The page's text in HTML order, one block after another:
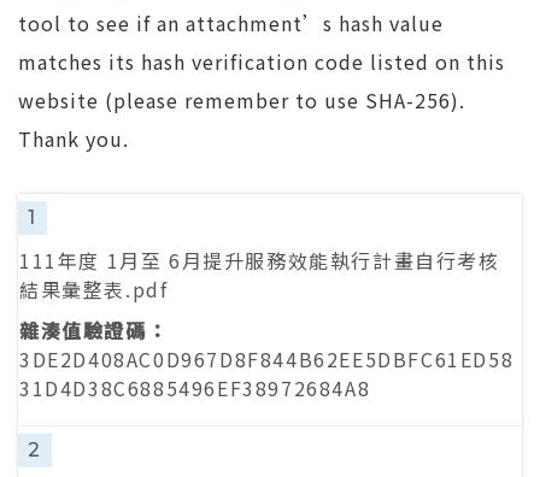
tool to see if an attachment’s hash value
matches its hash verification code listed on this
website (please remember to use SHA-256).
Thank you.
1
111年度 1月至 6月提升服務效能執行計畫自行考核
結果彙整表.pdf
3DE2D408AC0D967D8F844B62EE5DBFC61ED58
31D4D38C6885496EF38972684A8
2